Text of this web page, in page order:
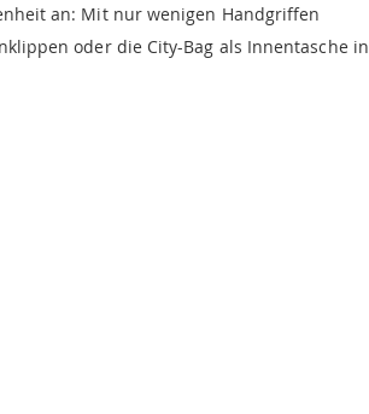
an: Mit nur wenigen Handgriffen
oder die City-Bag als Innentasche in